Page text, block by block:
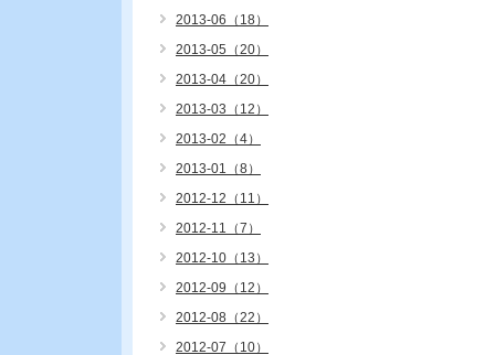
2013-06（18）
2013-05（20）
2013-04（20）
2013-03（12）
2013-02（4）
2013-01（8）
2012-12（11）
2012-11（7）
2012-10（13）
2012-09（12）
2012-08（22）
2012-07（10）